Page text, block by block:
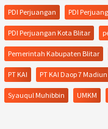
PDI Perjuangan PDI
PDI Perjuangan Kota Blitar
Pemerintah Kabupaten Blitar
PT KAI PT KAI Daop 7 Madiun
Syauqul Muhibbin UMKM